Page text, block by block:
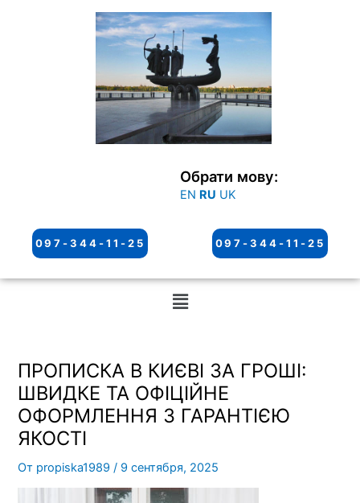
Обрати мову:
EN RU UK
097-344-11-25 097-344-11-25
Меню
ПРОПИСКА В КИЄВІ ЗА ГРОШІ:
ШВИДКЕ ТА ОФІЦІЙНЕ
ОФОРМЛЕННЯ З ГАРАНТІЄЮ
ЯКОСТІ
От propiska1989/ 9 сентября, 2025